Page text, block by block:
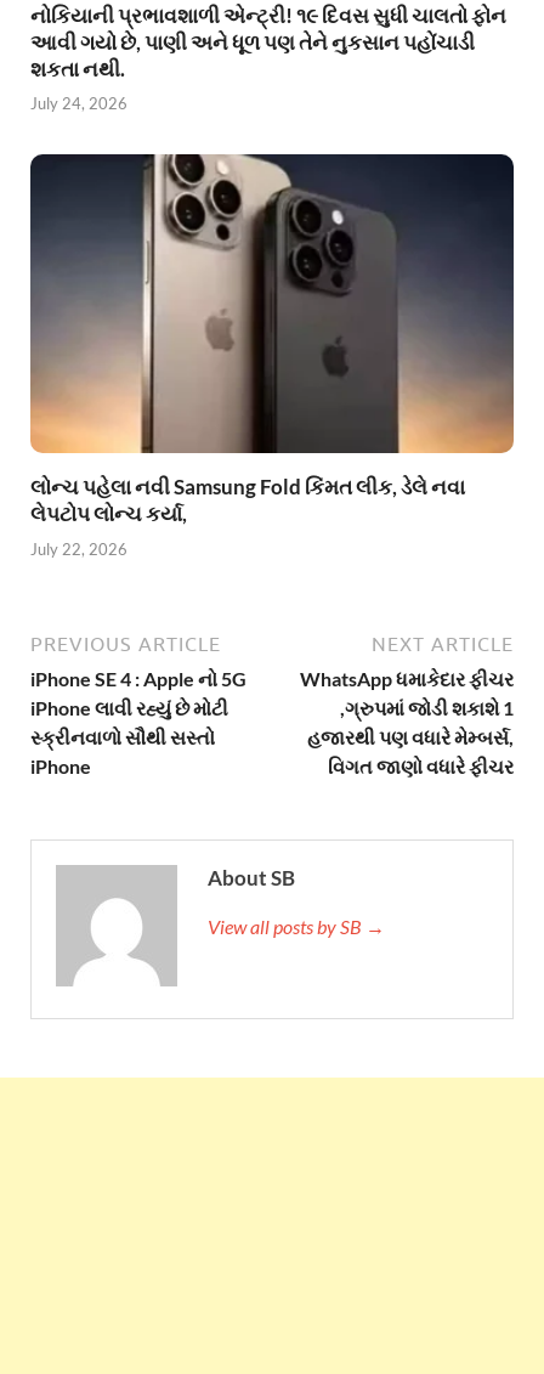
નોકિયાની પ્રભાવશાળી એન્ટ્રી! ૧૯ દિવસ સુધી ચાલતો ફોન
આવી ગયો છે, પાણી અને ધૂળ પણ તેને નુકસાન પહોંચાડી
શકતા નથી.
July 24, 2026
લોન્ચ પહેલા નવી Samsung Fold કિંમત લીક, ડેલે નવા
લેપટોપ લોન્ચ કર્યા,
July 22, 2026
PREVIOUS ARTICLE
iPhone SE 4 : Apple નો 5G
iPhone લાવી રહ્યું છે મોટી
સ્ક્રીનવાળો સૌથી સસ્તો
iPhone
NEXT ARTICLE
WhatsApp ધમાકેદાર ફીચર
,ગ્રુપમાં જોડી શકાશે 1
હજારથી પણ વધારે મેમ્બર્સ,
વિગત જાણો વધારે ફીચર
About SB
View all posts by SB →